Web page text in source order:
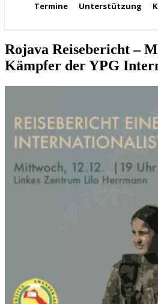
Termine Unterstützung
Rojava Reisebericht –
Kämpfer der YPG